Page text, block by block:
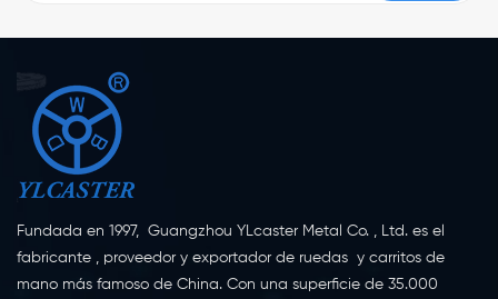
Fundada en 1997, Guangzhou YLcaster Metal Co. , Ltd. es el
fabricante , proveedor y exportador de ruedas y carritos de
mano más famoso de China. Con una superficie de 35.000